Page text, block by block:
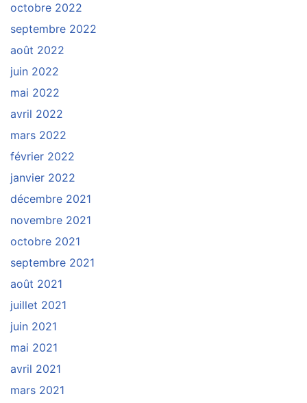
octobre 2022
septembre 2022
août 2022
juin 2022
mai 2022
avril 2022
mars 2022
février 2022
janvier 2022
décembre 2021
novembre 2021
octobre 2021
septembre 2021
août 2021
juillet 2021
juin 2021
mai 2021
avril 2021
mars 2021